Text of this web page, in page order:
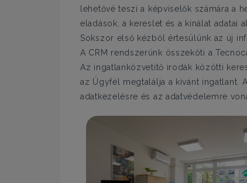
lehetővé teszi a képviselők számára a
eladások, a kereslet és a kínálat adatai
Sokszor első kézből értesülünk az új
A CRM rendszerünk összeköti a
Az ingatlanközvetítő irodák közötti
az Ügyfél megtalálja a kívánt ingatlant.
adatkezelésre és az adatvédelemre